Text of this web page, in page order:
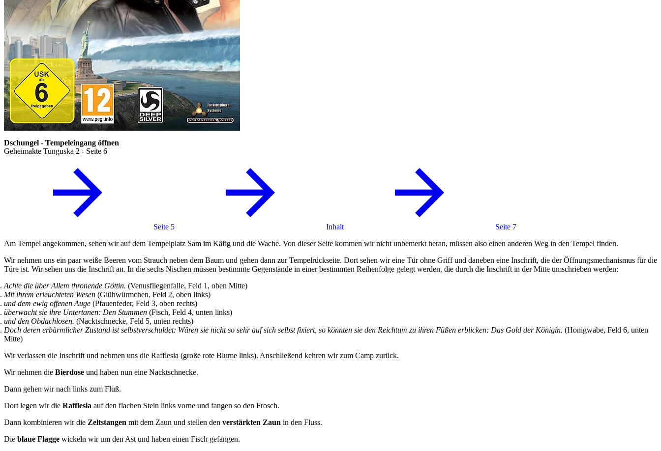
Dschungel - Tempeleingang öffnen
Geheimakte Tunguska 2 - Seite 6
Seite 5 Inhalt
Seite 7
Am Tempel angekommen, sehen wir auf dem Tempelplatz Sam im Käfig und die Wache. Von dieser Seite kommen wir nicht unbemerkt heran, müssen also einen anderen Weg in den Tempel finden.
Wir nehmen uns ein paar weiße Beeren vom Strauch neben dem Baum und gehen dann zur Tempelrückseite. Dort sehen wir eine Tür ohne Griff und daneben eine Inschrift, die der Öffnungsmechanismus für die
Türe ist. Wir sehen uns die Inschrift an. In die sechs Nischen müssen bestimmte Gegenstände in einer bestimmten Reihenfolge gelegt werden, die durch die Inschrift in der Mitte umschrieben werden:
Achte die über Allem thronende Göttin. (Venusfliegenfalle, Feld 1, oben Mitte)
Mit ihrem erleuchteten Wesen (Glühwürmchen, Feld 2, oben links)
und dem ewig offenen Auge (Pfauenfeder, Feld 3, oben rechts)
überwacht sie ihre Untertanen: Den Stummen (Fisch, Feld 4, unten links)
und den Obdachlosen. (Nacktschnecke, Feld 5, unten rechts)
Doch deren erbärmlicher Zustand ist selbstverschuldet: Wären sie nicht so sehr auf sich selbst fixiert, so könnten sie den Reichtum zu ihren Füßen erblicken: Das Gold der Königin. (Honigwabe, Feld 6, unten
Mitte)
Wir verlassen die Inschrift und nehmen uns die Rafflesia (große rote Blume links). Anschließend kehren wir zum Camp zurück.
Wir nehmen die Bierdose und haben nun eine Nacktschnecke.
Dann gehen wir nach links zum Fluß.
Dort legen wir die Rafflesia auf den flachen Stein links vorne und fangen so den Frosch.
Dann kombinieren wir die Zeltstangen mit dem Zaun und stellen den verstärkten Zaun in den Fluss.
Die blaue Flagge wickeln wir um den Ast und haben einen Fisch gefangen.